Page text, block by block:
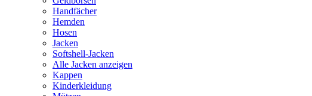
Handfächer
Hemden
Hosen
Jacken
Softshell-Jacken
Alle Jacken anzeigen
Kappen
Kinderkleidung